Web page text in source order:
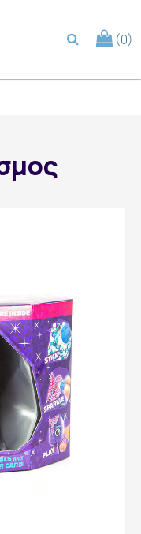
(0)